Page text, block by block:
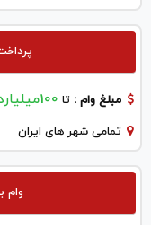
مبلغ وام : تا 100میلیارد
تمامی شهر های ایران
وام بانکی